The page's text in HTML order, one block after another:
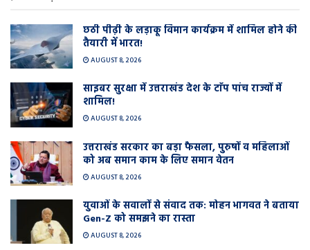
छठी पीढ़ी के लड़ाकू विमान कार्यक्रम में शामिल होने की
तैयारी में भारत!
AUGUST 8, 2026
साइबर सुरक्षा में उत्तराखंड देश के टाॅप पांच राज्यों में
शामिल!
AUGUST 8, 2026
उत्तराखंड सरकार का बड़ा फैसला, पुरुषों व महिलाओं
को अब समान काम के लिए समान वेतन
AUGUST 8, 2026
युवाओं के सवालों से संवाद तक: मोहन भागवत ने बताया
Gen-Z को समझने का रास्ता
AUGUST 8, 2026